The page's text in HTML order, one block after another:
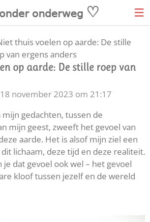
𝗈𝗇𝖽𝖾𝗋𝗐𝖾𝗀♡
thuis voelen op aarde: De stille
van ergens anders
op aarde: De stille roep van
november 2023 om 21:17
gedachten, tussen de
mijn geest, zweeft het gevoel van
aarde. Het is alsof mijn ziel een
lichaam, deze tijd en deze realiteit.
dat gevoel ook wel – het gevoel
kloof tussen jezelf en de wereld